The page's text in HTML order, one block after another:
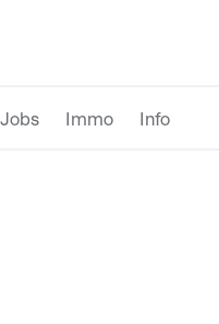
Jobs Immo Info